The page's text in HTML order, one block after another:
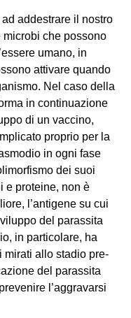
addestrare il nostro
che possono
umano, in
attivare quando
Nel caso della
in continuazione
di un vaccino,
proprio per la
in ogni fase
dei suoi
e proteine, non è
l’antigene su cui
del parassita
in particolare, ha
mirati allo stadio pre-
del parassita
l’aggravarsi